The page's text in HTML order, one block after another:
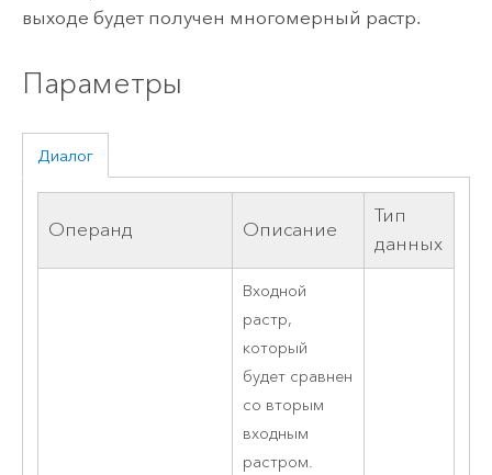
выходе будет получен многомерный растр.
Параметры
Диалог
Операнд Описание
Тип
данных
Входной
растр,
который
будет сравнен
со вторым
входным
растром.